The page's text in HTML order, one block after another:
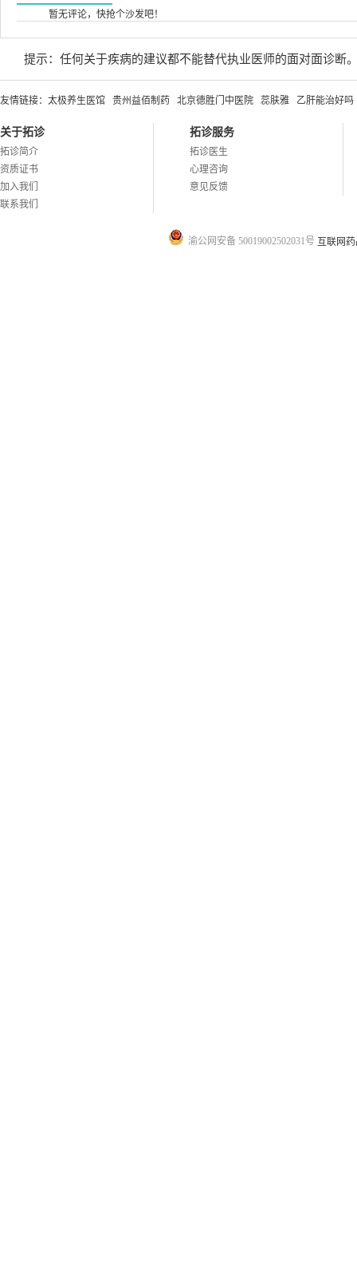
暂无评论，快抢个沙发吧！
提示：任何关于疾病的建议都不能替代执业医师的面对面诊断
友情链接： 太极养生医馆 贵州益佰制药 北京德胜门中医院 蕊肤雅 乙肝能治好吗
关于拓诊
拓诊简介
资质证书
加入我们
联系我们
拓诊服务
拓诊医生
心理咨询
意见反馈
渝公网安备 50019002502031号 互联网